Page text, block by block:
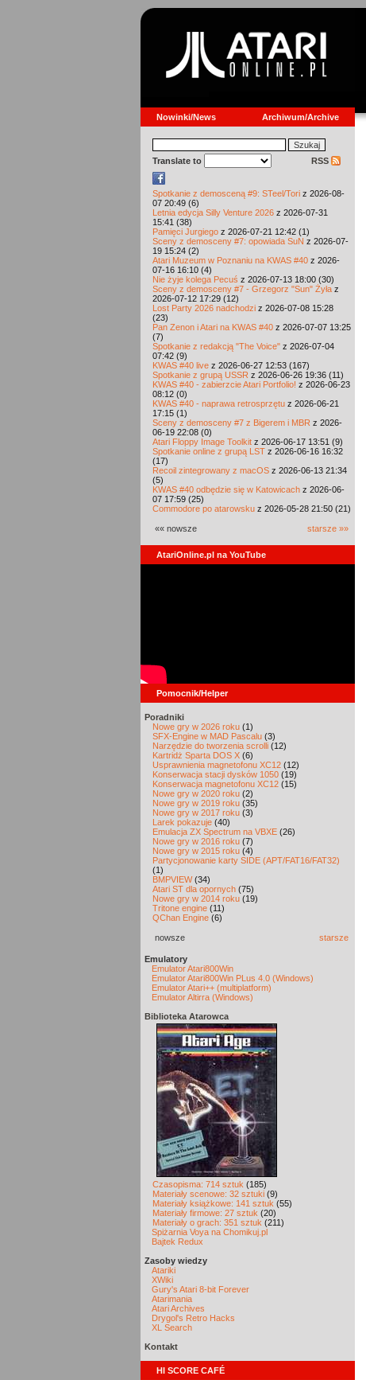
Nowinki/News Archiwum/Archive
Translate to RSS
Spotkanie z demosceną #9: STeel/Tori z 2026-08-
07 20:49 (6)
Letnia edycja Silly Venture 2026 z 2026-07-31
15:41 (38)
Pamięci Jurgiego z 2026-07-21 12:42 (1)
Sceny z demosceny #7: opowiada SuN z 2026-07-
19 15:24 (2)
Atari Muzeum w Poznaniu na KWAS #40 z 2026-
07-16 16:10 (4)
Nie żyje kolega Pecuś z 2026-07-13 18:00 (30)
Sceny z demosceny #7 - Grzegorz "Sun" Żyła z
2026-07-12 17:29 (12)
Lost Party 2026 nadchodzi z 2026-07-08 15:28
(23)
Pan Zenon i Atari na KWAS #40 z 2026-07-07 13:25
(7)
Spotkanie z redakcją "The Voice" z 2026-07-04
07:42 (9)
KWAS #40 live z 2026-06-27 12:53 (167)
Spotkanie z grupą USSR z 2026-06-26 19:36 (11)
KWAS #40 - zabierzcie Atari Portfolio! z 2026-06-23
08:12 (0)
KWAS #40 - naprawa retrosprzętu z 2026-06-21
17:15 (1)
Sceny z demosceny #7 z Bigerem i MBR z 2026-
06-19 22:08 (0)
Atari Floppy Image Toolkit z 2026-06-17 13:51 (9)
Spotkanie online z grupą LST z 2026-06-16 16:32
(17)
Recoil zintegrowany z macOS z 2026-06-13 21:34
(5)
KWAS #40 odbędzie się w Katowicach z 2026-06-
07 17:59 (25)
Commodore po atarowsku z 2026-05-28 21:50 (21)
«« nowsze starsze »»
AtariOnline.pl na YouTube
Pomocnik/Helper
Poradniki
Nowe gry w 2026 roku (1)
SFX-Engine w MAD Pascalu (3)
Narzędzie do tworzenia scrolli (12)
Kartridż Sparta DOS X (6)
Usprawnienia magnetofonu XC12 (12)
Konserwacja stacji dysków 1050 (19)
Konserwacja magnetofonu XC12 (15)
Nowe gry w 2020 roku (2)
Nowe gry w 2019 roku (35)
Nowe gry w 2017 roku (3)
Larek pokazuje (40)
Emulacja ZX Spectrum na VBXE (26)
Nowe gry w 2016 roku (7)
Nowe gry w 2015 roku (4)
Partycjonowanie karty SIDE (APT/FAT16/FAT32)
(1)
BMPVIEW(34)
Atari ST dla opornych (75)
Nowe gry w 2014 roku (19)
Tritone engine (11)
QChan Engine (6)
nowsze starsze
Emulatory
Emulator Atari800Win
Emulator Atari800Win PLus 4.0 (Windows)
Emulator Atari++ (multiplatform)
Emulator Altirra (Windows)
Biblioteka Atarowca
Czasopisma: 714 sztuk (185)
Materiały scenowe: 32 sztuki (9)
Materiały książkowe: 141 sztuk (55)
Materiały firmowe: 27 sztuk (20)
Materiały o grach: 351 sztuk (211)
Spiżarnia Voya na Chomikuj.pl
Bajtek Redux
Zasoby wiedzy
Atariki
XWiki
Gury's Atari 8-bit Forever
Atarimania
Atari Archives
Drygol's Retro Hacks
XL Search
Kontakt
HI SCORE CAFÉ